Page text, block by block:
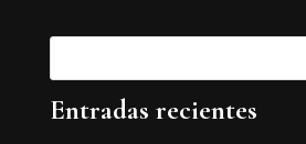
Entradas recientes